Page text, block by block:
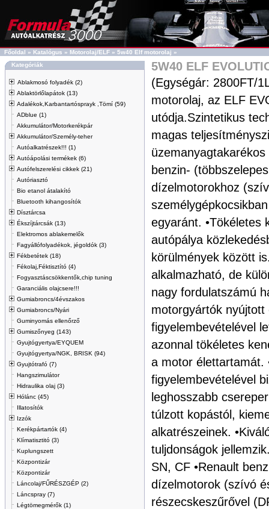
Főoldal » Katalógus » Motorolaj/ELF » 5w40 Elf motorolaj »
Kategóriák
Ablakmosó folyadék (2)
Ablaktörlőlapátok (13)
Adalékok,Karbantartósprayk ,Tömí (59)
ADblue (1)
Akkumulátor/Motorkerékpár
Akkumulátor/Személy-teher
Autóalkatrészek!!! (1)
Autóápolási termékek (6)
Autófelszerelési cikkek (21)
Autóriasztó
Bio etanol átalakító
Bluetooth kihangosítók
Dísztárcsa
Ékszíjtárcsák (13)
Elektromos ablakemelők
Fagyállófolyadékok, jégoldók (3)
Fékbetétek (18)
Fékolaj,Féktisztító (4)
Fogyasztáscsökkentők,chip tuning
Garanciális olajcsere!!!
Gumiabroncs/4évszakos
Gumiabroncs/Nyári
Guminyomás ellenőrző
Gumiszőnyeg (143)
Gyujtógyertya/EYQUEM
Gyujtógyertya/NGK, BRISK (94)
Gyujtótrafó (7)
Hangszimulátor
Hidraulika olaj (3)
Hólánc (45)
Illatosítók
Izzók
Kerékpártartók (4)
Klímatisztitó (3)
Kuplungszett
Központizár
Központizár
Láncolaj/FŰRÉSZGÉP (2)
Láncspray (7)
Légtömegmérők (1)
5W40 ELF
(Egységár: 2800FT/
motorolaj, az ELF
utódja.Szintetikus
magas
benzin-
dízelmotorokhoz
egyaránt. •Tökéletes
autópálya
körülmények között
alkalmazható, de
nagy fordulatszámú
motorgyártók nyújtott
figyelembevételével
azonnal tökéletes
a motor élettartamát.
figyelembevételével
leghosszabb
túlzott kopástól,
alkatrészeinek.
tuljdonságok
SN, CF •Renault
dízelmotorok (szívó
részecskeszűrővel